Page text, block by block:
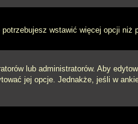
wstawić więcej opcji
lub administratorów. Aby
jej opcje. Jednakże, jeśli w